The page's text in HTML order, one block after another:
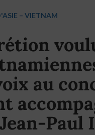
– VIETNAM
au
Paul